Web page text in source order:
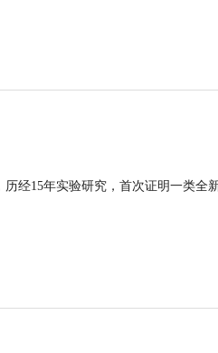
经15年实验研究，首次证明一类全